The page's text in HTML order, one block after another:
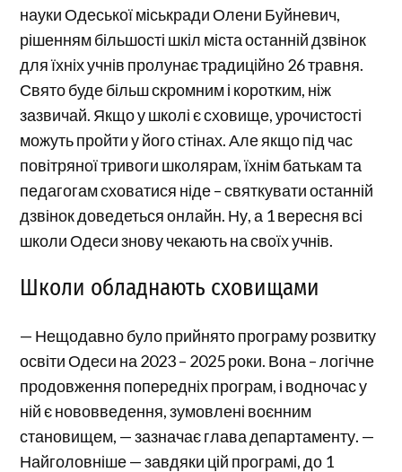
науки Одеської міськради Олени Буйневич,
рішенням більшості шкіл міста останній дзвінок
для їхніх учнів пролунає традиційно 26 травня.
Свято буде більш скромним і коротким, ніж
зазвичай. Якщо у школі є сховище, урочистості
можуть пройти у його стінах. Але якщо під час
повітряної тривоги школярам, їхнім батькам та
педагогам сховатися ніде – святкувати останній
дзвінок доведеться онлайн. Ну, а 1 вересня всі
школи Одеси знову чекають на своїх учнів.
Школи обладнають сховищами
— Нещодавно було прийнято програму розвитку
освіти Одеси на 2023 – 2025 роки. Вона – логічне
продовження попередніх програм, і водночас у
ній є нововведення, зумовлені воєнним
становищем, — зазначає глава департаменту. —
Найголовніше — завдяки цій програмі, до 1